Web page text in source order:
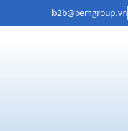
b2b@oemgroup.vn